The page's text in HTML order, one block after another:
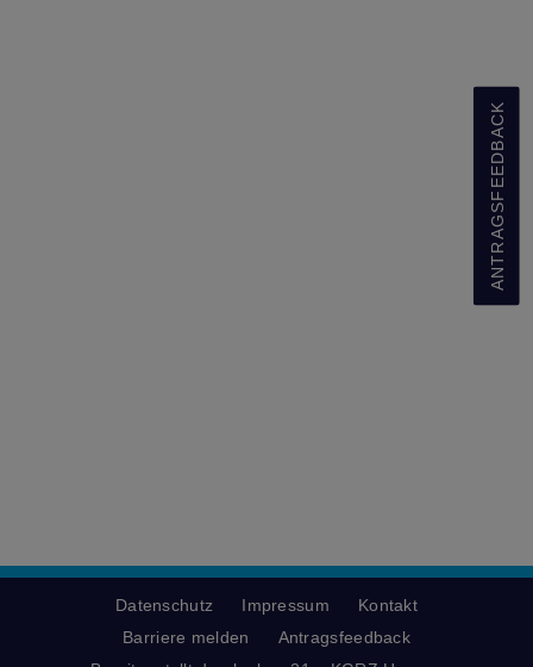
ANTRAGSFEEDBACK
Datenschutz Impressum
Kontakt
Barriere melden
Antragsfeedback